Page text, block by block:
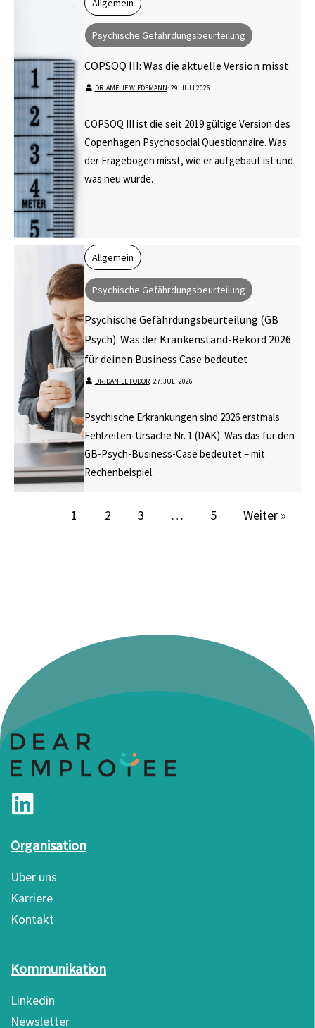
Allgemein
Psychische Gefährdungsbeurteilung
COPSOQ III: Was die aktuelle Version misst
DR. AMELIE WIEDEMANN⋅ 29. JULI 2026
COPSOQ III ist die seit 2019 gültige Version des
Copenhagen Psychosocial Questionnaire. Was
der Fragebogen misst, wie er aufgebaut ist und
was neu wurde.
Allgemein
Psychische Gefährdungsbeurteilung
Psychische Gefährdungsbeurteilung (GB
Psych): Was der Krankenstand-Rekord 2026
für deinen Business Case bedeutet
DR. DANIEL FODOR⋅ 27. JULI 2026
Psychische Erkrankungen sind 2026 erstmals
Fehlzeiten-Ursache Nr. 1 (DAK). Was das für den
GB-Psych-Business-Case bedeutet – mit
Rechenbeispiel.
1 2 3 … 5 Weiter »
Organisation
Über uns
Karriere
Kontakt
Kommunikation
Linkedin
Newsletter